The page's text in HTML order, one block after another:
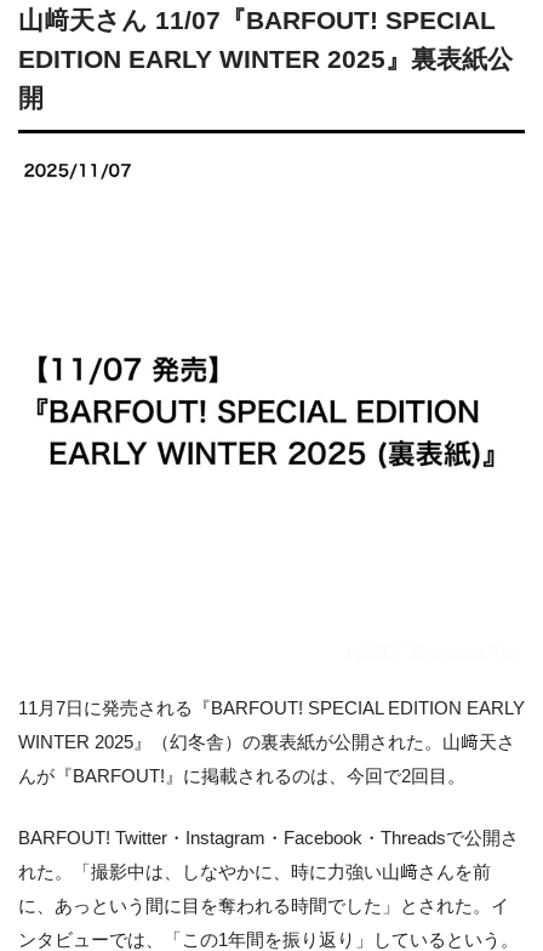
山﨑天さん 11/07『BARFOUT! SPECIAL
EDITION EARLY WINTER 2025』裏表紙公
開
11月7日に発売される『BARFOUT! SPECIAL EDITION EARLY
WINTER 2025』（幻冬舎）の裏表紙が公開された。山﨑天さ
んが『BARFOUT!』に掲載されるのは、今回で2回目。
BARFOUT! Twitter・Instagram・Facebook・Threadsで公開さ
れた。「撮影中は、しなやかに、時に力強い山﨑さんを前
に、あっという間に目を奪われる時間でした」とされた。イ
ンタビューでは、「この1年間を振り返り」しているという。